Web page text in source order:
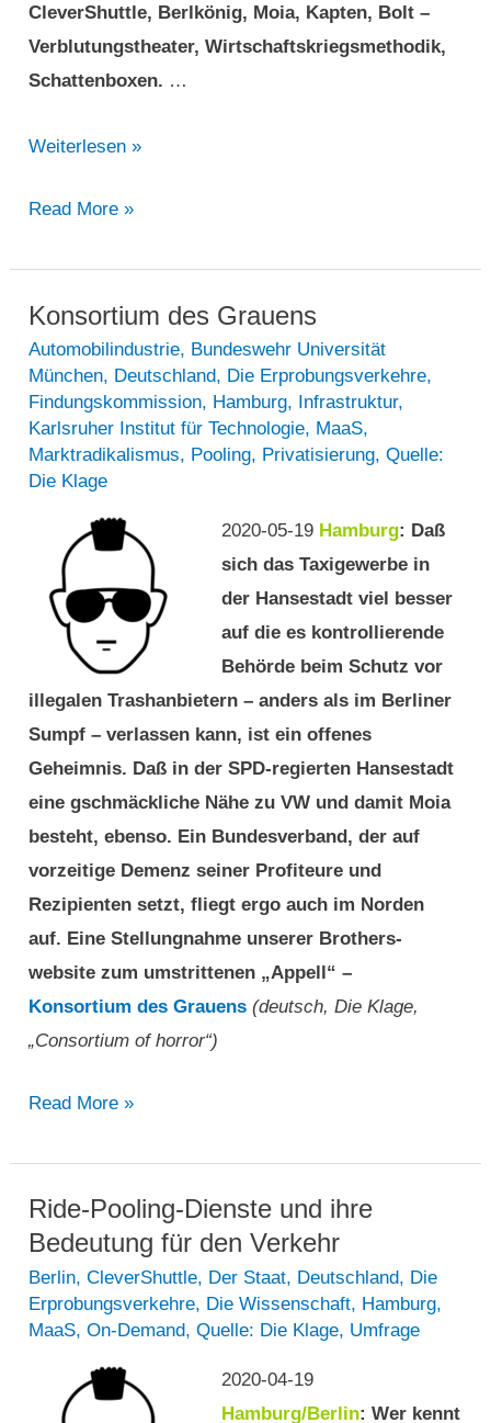
CleverShuttle, Berlkönig, Moia, Kapten, Bolt –
Verblutungstheater, Wirtschaftskriegsmethodik,
Schattenboxen. …
Pooling
Was
erwarten
aus
nordamerikanischer
Sicht?
Für
das
Abziehbild?
Weiterlesen »
Pooling
Was
ist
zu
erwarten
aus
nordamerikanischer
Sicht?
„EU“-
Abziehbild?
Read More »
Konsortium des Grauens
Automobilindustrie, Bundeswehr Universität
München, Deutschland, Die Erprobungsverkehre,
Findungskommission, Hamburg, Infrastruktur,
Karlsruher Institut für Technologie, MaaS,
Marktradikalismus, Pooling, Privatisierung,Quelle:
Die Klage
2020-05-19 Hamburg: Daß
sich das Taxigewerbe in
der Hansestadt viel besser
auf die es kontrollierende
Behörde beim Schutz vor
illegalen Trashanbietern – anders als im Berliner
Sumpf – verlassen kann, ist ein offenes
Geheimnis. Daß in der SPD-regierten Hansestadt
eine gschmäckliche Nähe zu VW und damit Moia
besteht, ebenso. Ein Bundesverband, der auf
vorzeitige Demenz seiner Profiteure und
Rezipienten setzt, fliegt ergo auch im Norden
auf. Eine Stellungnahme unserer Brothers-
website zum umstrittenen „Appell“ –
Konsortium des Grauens (deutsch, Die Klage,
„Consortium of horror“)
Konsortium
Grauens
Read More »
Ride-Pooling-Dienste und ihre
Bedeutung für den Verkehr
Berlin,CleverShuttle, Der Staat, Deutschland, Die
Erprobungsverkehre, Die Wissenschaft, Hamburg,
MaaS,On-Demand,Quelle: Die Klage, Umfrage
2020-04-19
Hamburg/Berlin: Wer kennt